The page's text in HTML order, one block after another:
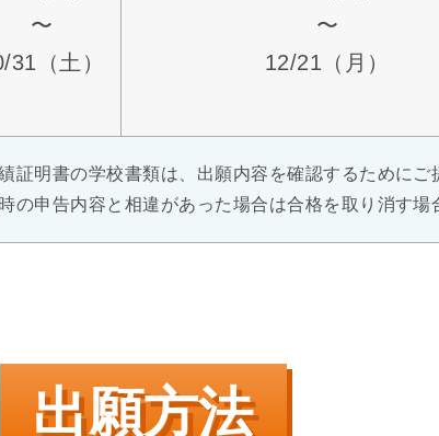
〜
31（土）
〜
12/21（月）
明書の学校書類は、出願内容を確認するためにご
申告内容と相違があった場合は合格を取り消す場
出願方法